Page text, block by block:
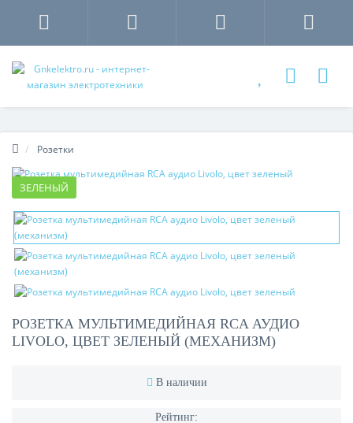
Розетки
ЗЕЛЕНЫЙ
РОЗЕТКА МУЛЬТИМЕДИЙНАЯ RCA АУДИО
LIVOLO, ЦВЕТ ЗЕЛЕНЫЙ (МЕХАНИЗМ)
В наличии
Рейтинг: